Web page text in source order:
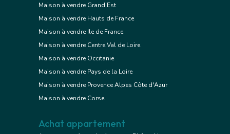
Maison à vendre Grand Est
Maison à vendre Hauts de France
Maison à vendre Ile de France
Maison à vendre Centre Val de Loire
Maison à vendre Occitanie
Maison à vendre Pays de la Loire
Maison à vendre Provence Alpes Côte d'Azur
Maison à vendre Corse
Achat appartement